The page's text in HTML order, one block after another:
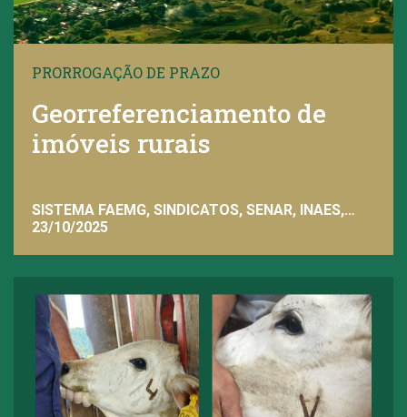
PRORROGAÇÃO DE PRAZO
Georreferenciamento de
imóveis rurais
SISTEMA FAEMG, SINDICATOS, SENAR, INAES,
FAEMG
23/10/2025